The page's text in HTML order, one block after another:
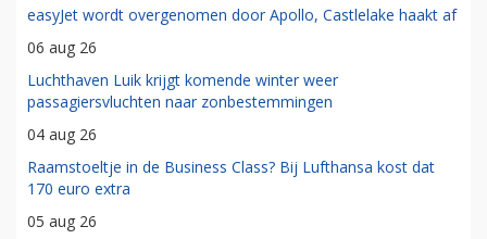
easyJet wordt overgenomen door Apollo, Castlelake haakt af
06 aug 26
Luchthaven Luik krijgt komende winter weer
passagiersvluchten naar zonbestemmingen
04 aug 26
Raamstoeltje in de Business Class? Bij Lufthansa kost dat
170 euro extra
05 aug 26